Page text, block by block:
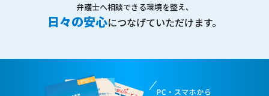
弁護士へ相談できる環境を整え、
日々の安心につなげていただけます。